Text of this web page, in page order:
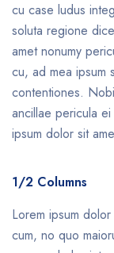
cu case ludus
soluta regione
amet nonumy
cu, ad mea ipsum
contentiones.
ancillae pericula
ipsum dolor sit
1/2 Columns
Lorem ipsum
cum, no quo